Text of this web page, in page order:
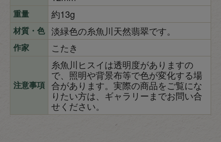
重量 約13g
材質・色 淡緑色の糸魚川天然翡翠です。
作家 こたき
注意事項
糸魚川ヒスイは透明度がありますの
で、照明や背景布等で色が変化する場
合があります。実際の商品をご覧にな
りたい方は、ギャラリーまでお問い合
せください。